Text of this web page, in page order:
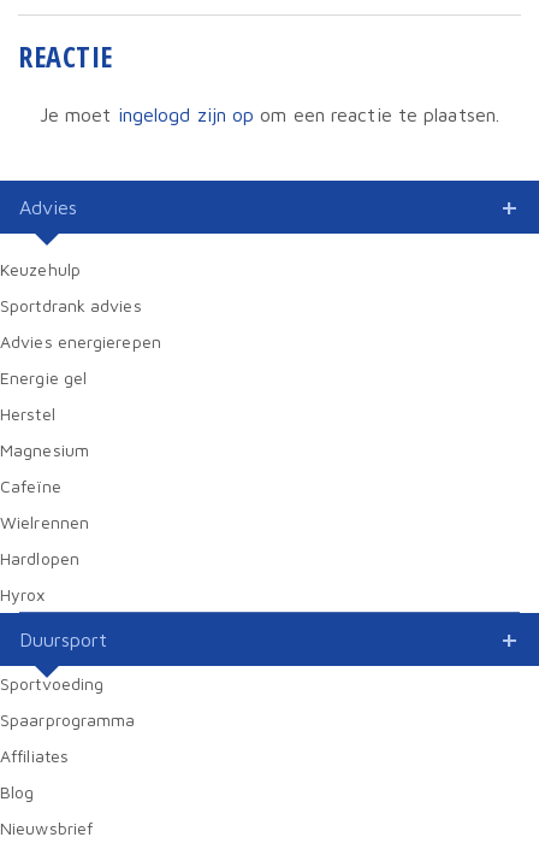
REACTIE
Je moet ingelogd zijn op om een reactie te plaatsen.
Advies
Keuzehulp
Sportdrank advies
Advies energierepen
Energie gel
Herstel
Magnesium
Cafeïne
Wielrennen
Hardlopen
Hyrox
Duursport
Sportvoeding
Spaarprogramma
Affiliates
Blog
Nieuwsbrief